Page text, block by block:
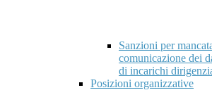
Sanzioni per
comunicazione dei
di incarichi
Posizioni organizzative